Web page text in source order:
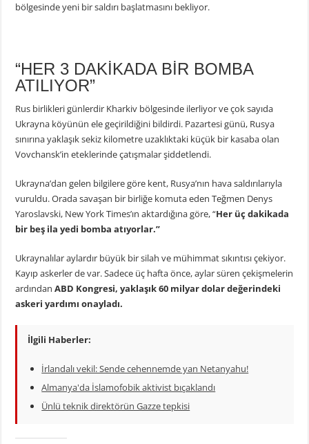
bölgesinde yeni bir saldırı başlatmasını bekliyor.
“HER 3 DAKİKADA BİR BOMBA
ATILIYOR”
Rus birlikleri günlerdir Kharkiv bölgesinde ilerliyor ve çok sayıda
Ukrayna köyünün ele geçirildiğini bildirdi. Pazartesi günü, Rusya
sınırına yaklaşık sekiz kilometre uzaklıktaki küçük bir kasaba olan
Vovchansk’in eteklerinde çatışmalar şiddetlendi.
Ukrayna’dan gelen bilgilere göre kent, Rusya’nın hava saldırılarıyla
vuruldu. Orada savaşan bir birliğe komuta eden Teğmen Denys
Yaroslavski, New York Times’ın aktardığına göre, “Her üç dakikada
bir beş ila yedi bomba atıyorlar.”
Ukraynalılar aylardır büyük bir silah ve mühimmat sıkıntısı çekiyor.
Kayıp askerler de var. Sadece üç hafta önce, aylar süren çekişmelerin
ardındanABD Kongresi, yaklaşık 60 milyar dolar değerindeki
askeri yardımı onayladı.
İlgili Haberler:
İrlandalı vekil: Sende cehennemde yan Netanyahu!
Almanya'da İslamofobik aktivist bıçaklandı
Ünlü teknik direktörün Gazze tepkisi